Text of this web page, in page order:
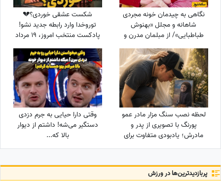
نگاهی به چیدمان خونه مجردی
شاهانه و مجلل «بهنوش
طباطبایی»/ از مبلمان مدرن و
دکوری‌های هنری و قدیمی تا
بالکن چشم‌نواز و پت خونگی
شکست عشقی خوردی؟💔
توروخدا وارد رابطه جدید نشو!
پادکست منتخب امروز، 19 مرداد
1405؛ امیرمحمدزند پیغام مهمی
برات داره
لحظه نصب سنگ مزار مادر عمو
پورنگ با تصویری از پدر و
مادرش؛ یادبودی متفاوت برای
ننه‌نقلی
وقتی دارا حیایی به جرم دزدی
دستگیر می‌شه! داشتم از دیوار
بالا که...
پربازدید‌ترین‌ها در ورزش